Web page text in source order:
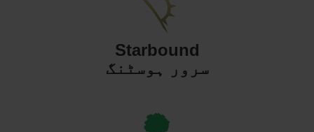
Starbound
سرور ہوسٹنگ